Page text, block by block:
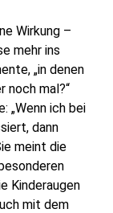
Wirkung –
mehr ins
„in denen
noch mal?“
„Wenn ich bei
dann
meint die
Kinderaugen
mit dem